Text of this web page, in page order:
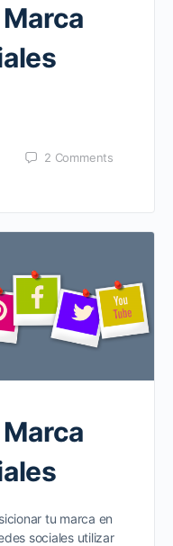
2 Comments
tu marca en
sociales utilizar